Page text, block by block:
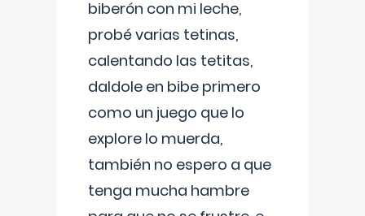
biberón con mi leche,
probé varias tetinas,
calentando las tetitas,
daldole en bibe primero
como un juego que lo
explore lo muerda,
también no espero a que
tenga mucha hambre